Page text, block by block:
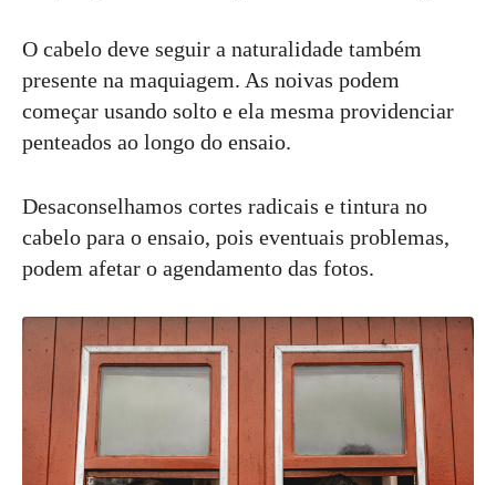
O cabelo deve seguir a naturalidade também
presente na maquiagem. As noivas podem
começar usando solto e ela mesma providenciar
penteados ao longo do ensaio.
Desaconselhamos cortes radicais e tintura no
cabelo para o ensaio, pois eventuais problemas,
podem afetar o agendamento das fotos.